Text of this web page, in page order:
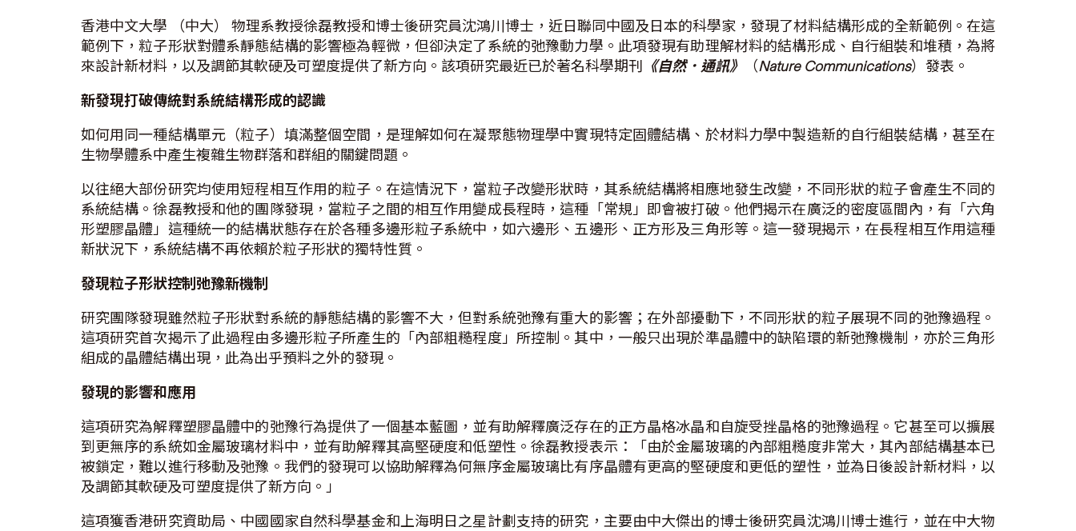
香港中文大學 （中大） 物理系教授徐磊教授和博士後研究員沈鴻川博士，近日聯同中國及日本的科學家，發現了材料結構形成的全新範例。在這
範例下，粒子形狀對體系靜態結構的影響極為輕微，但卻決定了系統的弛豫動力學。此項發現有助理解材料的結構形成、自行組裝和堆積，為將
來設計新材料，以及調節其軟硬及可塑度提供了新方向。該項研究最近已於著名科學期刊
《自然． 通訊》 （Nature Communications）發表。
新發現打破傳統對系統結構形成的認識
如何用同一種結構單元（粒子）填滿整個空間，是理解如何在凝聚態物理學中實現特定固體結構、於材料力學中製造新的自行組裝結構，甚至在
生物學體系中產生複雜生物群落和群組的關鍵問題。
以往絕大部份研究均使用短程相互作用的粒子。在這情況下，當粒子改變形狀時，其系統結構將相應地發生改變，不同形狀的粒子會產生不同的
系統結構。徐磊教授和他的團隊發現，當粒子之間的相互作用變成長程時，這種「常規」即會被打破。他們揭示在廣泛的密度區間內，有「六角
形塑膠晶體」這種統一的結構狀態存在於各種多邊形粒子系統中，如六邊形、五邊形、正方形及三角形等。這一發現揭示，在長程相互作用這種
新狀況下，系統結構不再依賴於粒子形狀的獨特性質。
發現粒子形狀控制弛豫新機制
研究團隊發現雖然粒子形狀對系統的靜態結構的影響不大，但對系統弛豫有重大的影響；在外部擾動下，不同形狀的粒子展現不同的弛豫過程。
這項研究首次揭示了此過程由多邊形粒子所產生的「內部粗糙程度」所控制。其中，一般只出現於準晶體中的缺陷環的新弛豫機制，亦於三角形
組成的晶體結構出現，此為出乎預料之外的發現。
發現的影響和應用
這項研究為解釋塑膠晶體中的弛豫行為提供了一個基本藍圖，並有助解釋廣泛存在的正方晶格冰晶和自旋受挫晶格的弛豫過程。它甚至可以擴展
到更無序的系統如金屬玻璃材料中，並有助解釋其高堅硬度和低塑性。徐磊教授表示：「由於金屬玻璃的內部粗糙度非常大，其內部結構基本已
被鎖定，難以進行移動及弛豫。我們的發現可以協助解釋為何無序金屬玻璃比有序晶體有更高的堅硬度和更低的塑性，並為日後設計新材料，以
及調節其軟硬及可塑度提供了新方向。」
這項獲香港研究資助局、中國國家自然科學基金和上海明日之星計劃支持的研究，主要由中大傑出的博士後研究員沈鴻川博士進行，並在中大物